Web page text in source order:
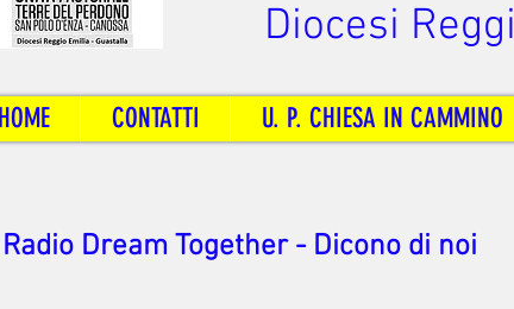
Diocesi
HOME CONTATTI U. P. CHIESA IN CAMMINO
Radio Dream Together - Dicono di noi